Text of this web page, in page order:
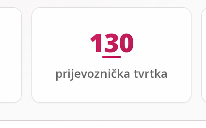
130
prijevoznička tvrtka